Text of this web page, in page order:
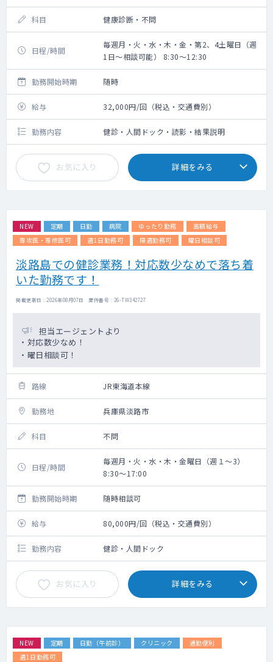
科目 健康診断・不問
日程/時間
毎週月・火・水・木・金・第2、4土曜日（週
1日～相談可能） 8:30～12:30
勤務開始時期 随時
給与 32,000円/回（税込・交通費別）
勤務内容 健診・人間ドック・読影・結果説明
お気に入り 詳細をみる
NEW 定期 日勤 病院 ゆったり勤務
高額給与
専攻医・専修医可
週1日勤務可 隔週勤務可 曜日相談可
淡路島での健診業務！対応数少なめで落ち着
いた勤務です！
掲載更新日 : 2026年08月07日 案件番号 : 26-TW342727
担当エージェントより
・対応数少なめ！
・曜日相談可！
路線 JR東海道本線
勤務地 兵庫県淡路市
科目 不問
日程/時間
毎週月・火・水・木・金曜日（週１～3）
8:30～17:00
勤務開始時期 随時相談可
給与 80,000円/回（税込・交通費別）
勤務内容 健診・人間ドック
お気に入り 詳細をみる
NEW 定期 日勤（午前診） クリニック
通勤便利
週1日勤務可